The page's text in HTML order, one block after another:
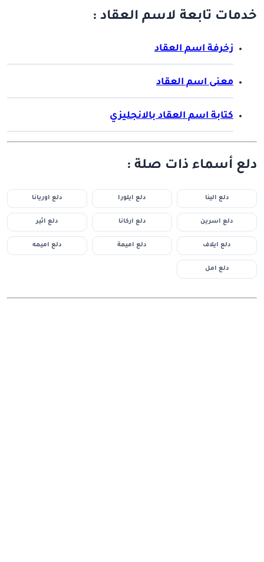
خدمات تابعة لاسم العقاد :
زخرفة اسم العقاد
معنى اسم العقاد
كتابة اسم العقاد بالانجليزي
دلع أسماء ذات صلة :
دلع الينا دلع ايلورا دلع اوريانا
دلع اسرين دلع اركانا دلع اثير
دلع ايلاف دلع اميمة دلع اميمه
دلع امل